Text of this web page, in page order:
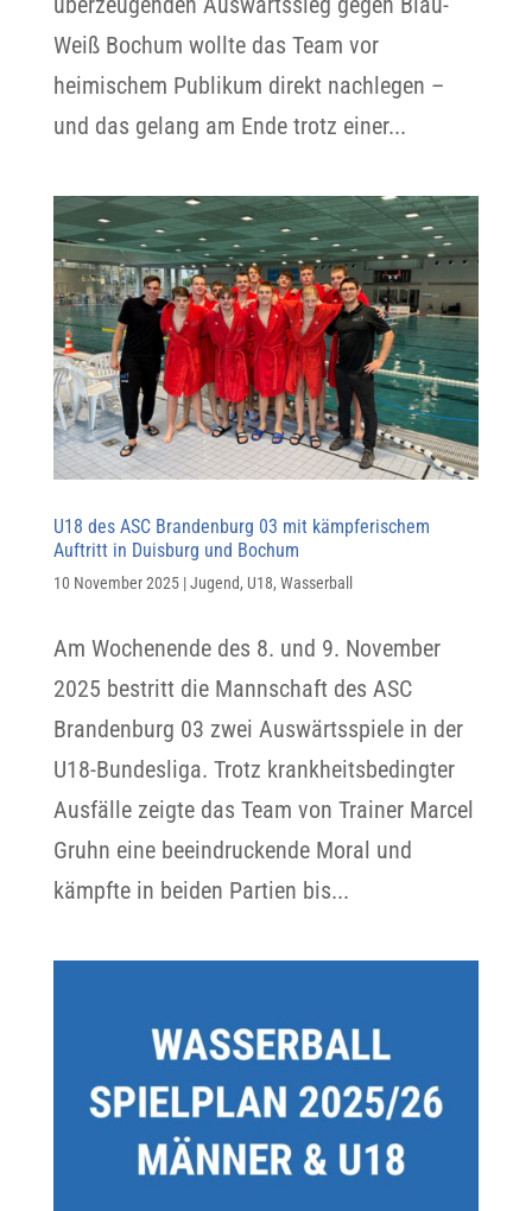
Weiß Bochum wollte das Team vor
heimischem Publikum direkt nachlegen –
und das gelang am Ende trotz einer...
U18 des ASC Brandenburg 03 mit kämpferischem
Auftritt in Duisburg und Bochum
10 November 2025|Jugend, U18, Wasserball
Am Wochenende des 8. und 9. November
2025 bestritt die Mannschaft des ASC
Brandenburg 03 zwei Auswärtsspiele in der
U18-Bundesliga. Trotz krankheitsbedingter
Ausfälle zeigte das Team von Trainer Marcel
Gruhn eine beeindruckende Moral und
kämpfte in beiden Partien bis...